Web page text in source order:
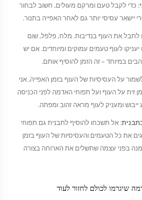
: כדי לקבל טעם ומרקם מעולים, חשוב לבחור
יישאר עסיסי יותר גם לאחר האפייה בתנור.
את העוף בנדיבות. מלח, פלפל, שום
לעוף טעמים עמוקים ומיוחדים. אם יש
במיוחד – זה הזמן להוסיף אותם.
על העסיסיות של העוף בזמן האפייה, אני
זית על העוף ועל תפוחי האדמה לפני הכניסה
ייבוש ומעניק לעוף מראה זהוב ומפתה.
: אל תשכחו להוסיף לתבנית גם תפוחי
את כל הטעמים והעסיסיות של העוף בזמן
מנה בפני עצמה שתשלים את הארוחה בצורה
שיגרמו לכולם לחזור לעוד